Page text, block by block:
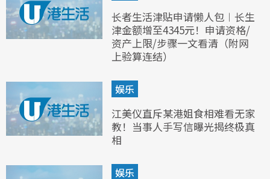
长者生活津贴申请懒人包︱长生
津金额增至4345元！申请资格/
资产上限/步骤一文看清（附网
上验算连结）
娱乐
江美仪直斥某港姐食相难看无家
教！当事人手写信曝光揭终极真
相
娱乐